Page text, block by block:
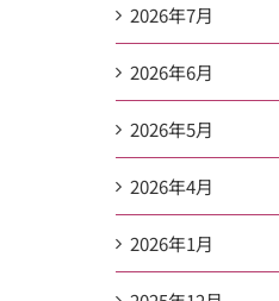
2026年7月
2026年6月
2026年5月
2026年4月
2026年1月